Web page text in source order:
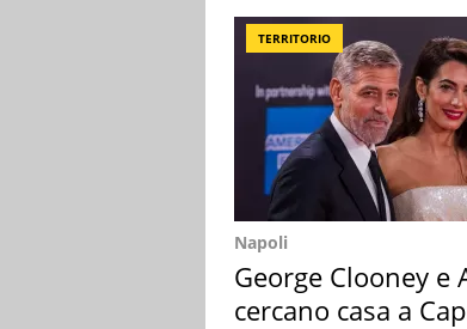
TERRITORIO
Napoli
George Clooney e
cercano casa a